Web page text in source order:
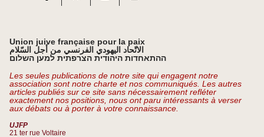
Union juive française pour la paix
الاتّحاد اليهودي الفرنسي من أجل السّلام
ההתאחדות היהודית הצרפתית למען השלום
Les seules publications de notre site qui engagent notre
association sont notre charte et nos communiqués. Les autres
articles publiés sur ce site sans nécessairement refléter
exactement nos positions, nous ont paru intéressants à verser
aux débats ou à porter à votre connaissance.
UJFP
21 ter rue Voltaire